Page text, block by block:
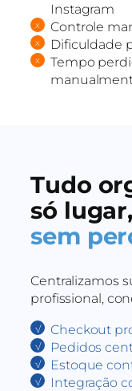
Instagram
Controle
Dificuldade
Tempo
Tudo
só lugar,
sem
Centralizamos
profissional,
Checkout
Pedidos
Estoque
Integração